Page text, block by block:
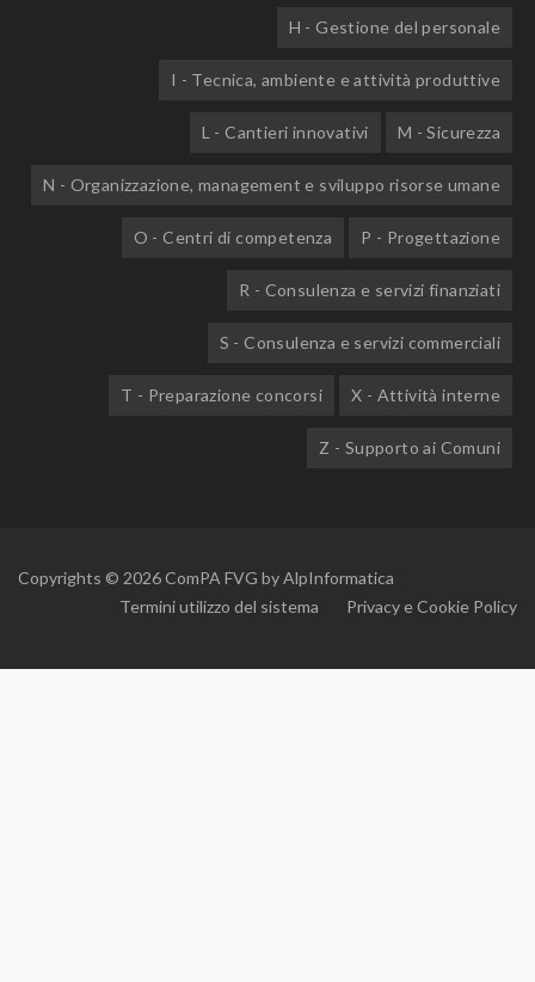
H - Gestione del personale
I - Tecnica, ambiente e attività produttive
L - Cantieri innovativi M - Sicurezza
N - Organizzazione, management e sviluppo risorse umane
O - Centri di competenza P - Progettazione
R - Consulenza e servizi finanziati
S - Consulenza e servizi commerciali
T - Preparazione concorsi X - Attività interne
Z - Supporto ai Comuni
Copyrights © 2026 ComPA FVG byAlpInformatica
Termini utilizzo del sistema
Privacy e Cookie Policy